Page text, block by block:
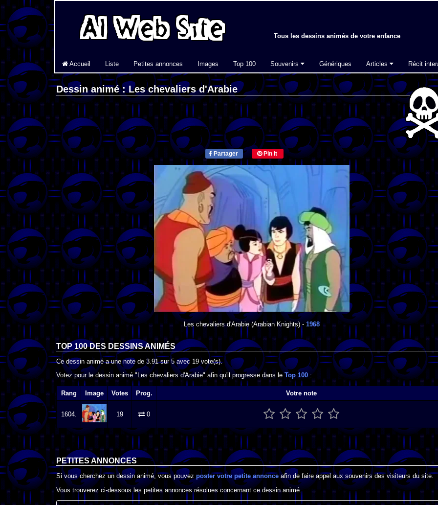
Tous les dessins animés de votre enfance
Accueil Liste Petites annonces Images Top 100 Souvenirs Génériques Articles Récit
Dessin animé : Les chevaliers d'Arabie
Partager Pin it
Les chevaliers d'Arabie(Arabian Knights) -1968
TOP 100 DES DESSINS ANIMÉS
Ce dessin animé a une note de 3.91sur5 avec 19 vote(s).
Votez pour le dessin animé "Les chevaliers d'Arabie" afin qu'il progresse dans le Top 100:
Rang Image Votes Prog. Votre note
1604. 19 0
PETITES ANNONCES
Si vous cherchez un dessin animé, vous pouvez poster votre petite annonceafin de faire appel aux souvenirs des visiteurs du site.
Vous trouverez ci-dessous les petites annonces résolues concernant ce dessin animé.